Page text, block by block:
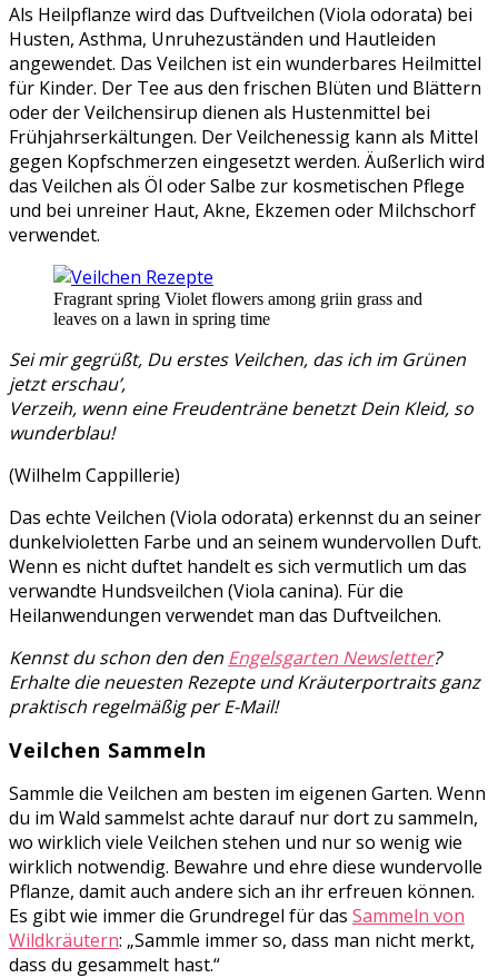
Als Heilpflanze wird das Duftveilchen (Viola odorata) bei
Husten, Asthma, Unruhezuständen und Hautleiden
angewendet. Das Veilchen ist ein wunderbares Heilmittel
für Kinder. Der Tee aus den frischen Blüten und Blättern
oder der Veilchensirup dienen als Hustenmittel bei
Frühjahrserkältungen. Der Veilchenessig kann als Mittel
gegen Kopfschmerzen eingesetzt werden. Äußerlich wird
das Veilchen als Öl oder Salbe zur kosmetischen Pflege
und bei unreiner Haut, Akne, Ekzemen oder Milchschorf
verwendet.
Fragrant spring Violet flowers among griin grass and
leaves on a lawn in spring time
Sei mir gegrüßt, Du erstes Veilchen, das ich im Grünen
jetzt erschau’,
Verzeih, wenn eine Freudenträne benetzt Dein Kleid, so
wunderblau!
(Wilhelm Cappillerie)
Das echte Veilchen (Viola odorata) erkennst du an seiner
dunkelvioletten Farbe und an seinem wundervollen Duft.
Wenn es nicht duftet handelt es sich vermutlich um das
verwandte Hundsveilchen (Viola canina). Für die
Heilanwendungen verwendet man das Duftveilchen.
Kennst du schon den den Engelsgarten Newsletter?
Erhalte die neuesten Rezepte und Kräuterportraits ganz
praktisch regelmäßig per E-Mail!
Veilchen Sammeln
Sammle die Veilchen am besten im eigenen Garten. Wenn
du im Wald sammelst achte darauf nur dort zu sammeln,
wo wirklich viele Veilchen stehen und nur so wenig wie
wirklich notwendig. Bewahre und ehre diese wundervolle
Pflanze, damit auch andere sich an ihr erfreuen können.
Es gibt wie immer die Grundregel für das Sammeln von
Wildkräutern: „Sammle immer so, dass man nicht merkt,
dass du gesammelt hast.“